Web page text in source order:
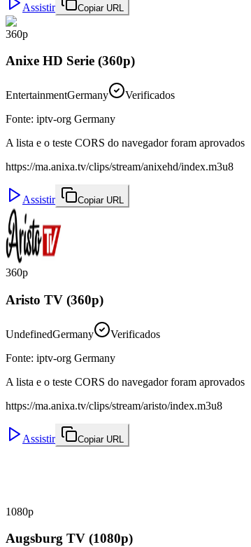
Assistir Copiar URL
360p
Anixe HD Serie (360p)
EntertainmentGermany
Verificados
Fonte: iptv-org Germany
A lista e o teste CORS do navegador foram aprovados
https://ma.anixa.tv/clips/stream/anixehd/index.m3u8
Assistir Copiar URL
360p
Aristo TV (360p)
UndefinedGermany
Verificados
Fonte: iptv-org Germany
A lista e o teste CORS do navegador foram aprovados
https://ma.anixa.tv/clips/stream/aristo/index.m3u8
Assistir Copiar URL
1080p
Augsburg TV (1080p)